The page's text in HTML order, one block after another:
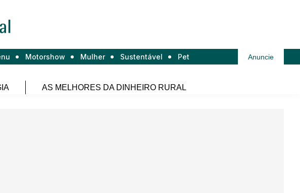
Motorshow Mulher Sustentável Pet Anuncie
AS MELHORES DA DINHEIRO RURAL